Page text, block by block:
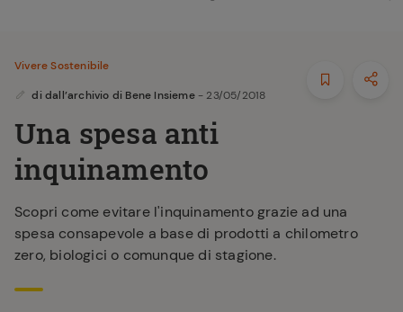
Vivere Sostenibile
didall’archivio di Bene Insieme - 23/05/2018
Una spesa anti
inquinamento
Scopri come evitare l'inquinamento grazie ad una
spesa consapevole a base di prodotti a chilometro
zero, biologici o comunque di stagione.